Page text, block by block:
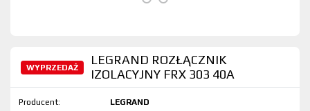
WYPRZEDAŻ
LEGRAND ROZŁĄCZNIK
IZOLACYJNY FRX 303 40A
Producent:
LEGRAND